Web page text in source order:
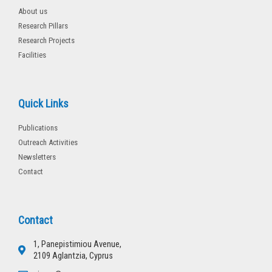
About us
Research Pillars
Research Projects
Facilities
Quick Links
Publications
Outreach Activities
Newsletters
Contact
Contact
1, Panepistimiou Avenue,
2109 Aglantzia, Cyprus